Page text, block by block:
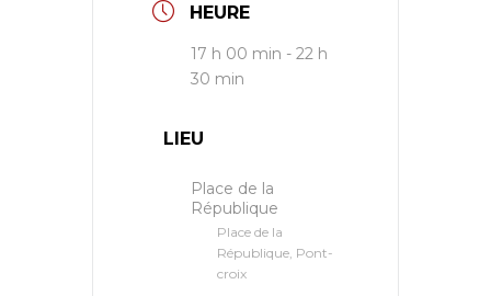
HEURE
17 h 00 min - 22 h
30 min
LIEU
Place de la
République
Place de la
République, Pont-
croix